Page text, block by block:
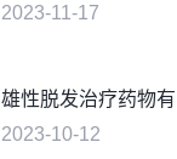
2023-11-17
雄性脱发治疗药物
2023-10-12